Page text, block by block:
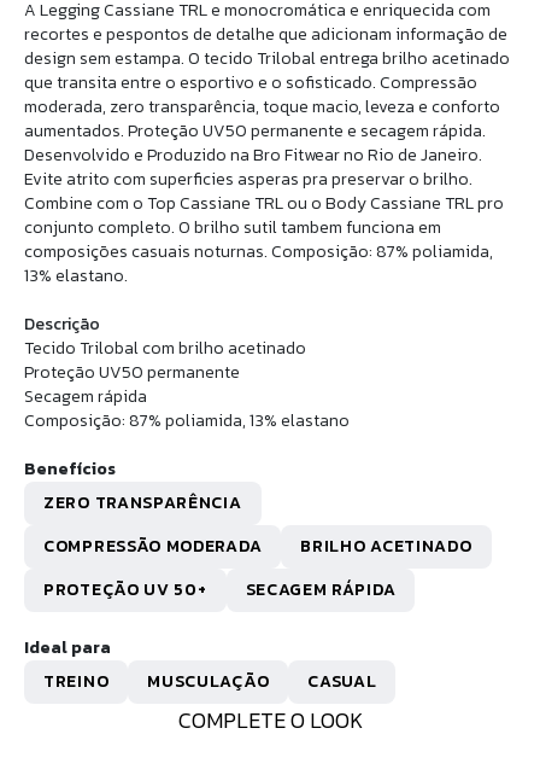
COMPLETE O LOOK
A Legging Cassiane TRL e monocromática e enriquecida com
recortes e pespontos de detalhe que adicionam informação de
design sem estampa. O tecido Trilobal entrega brilho acetinado
que transita entre o esportivo e o sofisticado. Compressão
moderada, zero transparência, toque macio, leveza e conforto
aumentados. Proteção UV50 permanente e secagem rápida.
Desenvolvido e Produzido na Bro Fitwear no Rio de Janeiro.
Evite atrito com superficies asperas pra preservar o brilho.
Combine com o Top Cassiane TRL ou o Body Cassiane TRL pro
conjunto completo. O brilho sutil tambem funciona em
composições casuais noturnas. Composição: 87% poliamida,
13% elastano.
Descrição
Tecido Trilobal com brilho acetinado
Proteção UV50 permanente
Secagem rápida
Composição: 87% poliamida, 13% elastano
Benefícios
ZERO TRANSPARÊNCIA
COMPRESSÃO MODERADA
BRILHO ACETINADO
PROTEÇÃO UV 50+
SECAGEM RÁPIDA
Ideal para
TREINO
MUSCULAÇÃO CASUAL